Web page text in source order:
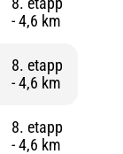
- 4,6 km
8. etapp
- 4,6 km
8. etapp
- 4,6 km